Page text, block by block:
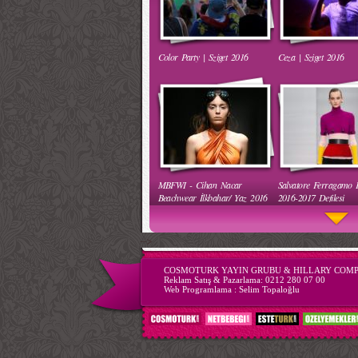
Ha Ha Ha Gülen Bebek Komik Bebek Videoları
Mama İçin Merdivenlerden
Bakın Nasıl İndi
Annesiyle Arkadaşı
Komik Şakalar (Yeni Bölüm)
Erkekleri Seksi
Color Party | Sziget 2016 Ceza | Sziget 2016
MBFWI - Cihan Nacar
Beachwear İlkbahar/ Yaz 2016
Salvatore Ferragamo
2016-2017 Defilesi
52. Uluslararası Antalya Film
Festivali Korteji
68. Cannes Film
Kırmızı Halı
-->
COSMOTURK YAYIN GRUBU & HILLARY
Reklam Satış & Pazarlama: 0212 280 07 00
Web Programlama : Selim Topaloğlu